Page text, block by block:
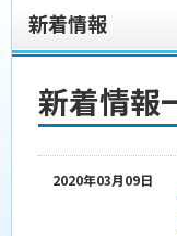
新着情報
新着情報
2020年03月09日